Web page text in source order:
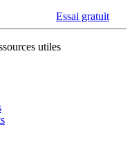
Essai gratuit
utiles